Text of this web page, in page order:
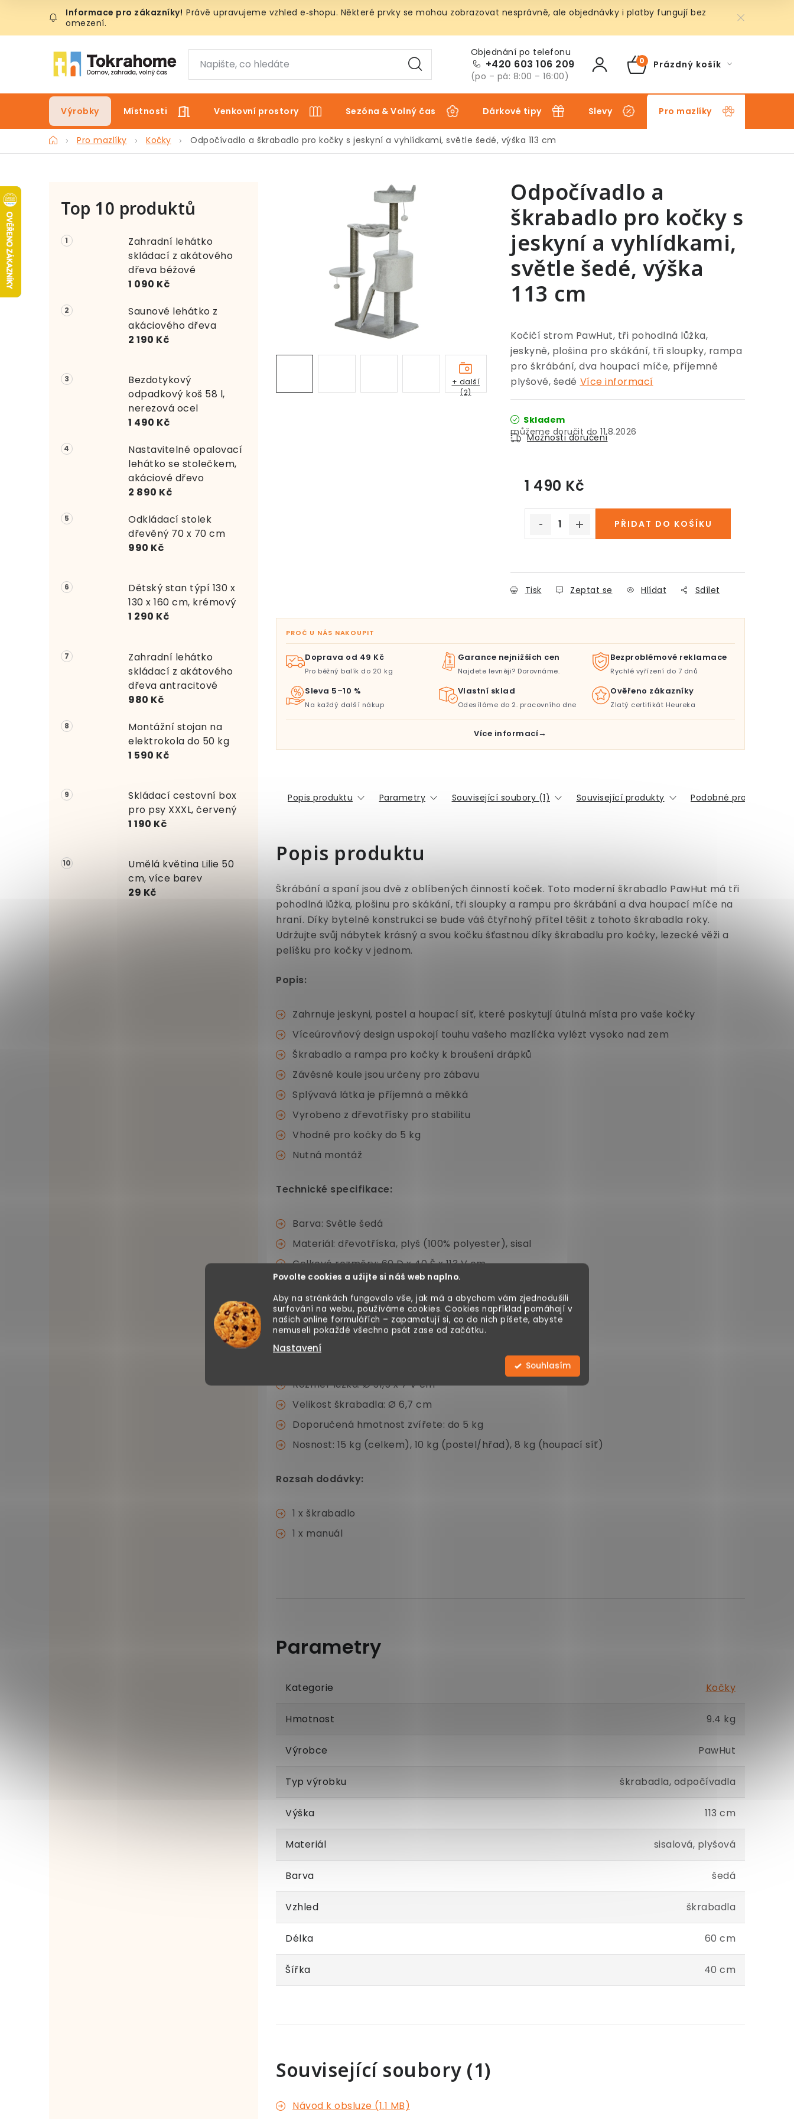
Povolte cookies a užijte si náš web naplno.
Aby na stránkách fungovalo vše, jak má a abychom vám zjednodušili
surfování na webu, používáme cookies. Cookies například pomáhají v
našich online formulářích – zapamatují si, co do nich píšete, abyste
nemuseli pokaždé všechno psát zase od začátku.
Nastavení
Souhlasím
obsah
Právě upravujeme vzhled e‑shopu. Některé prvky se mohou zobrazovat nesprávně, ale objednávky i platby fungují bez
omezení.
+420 603 106 209
(po – pá: 8:00 – 16:00) NÁKUPNÍ
Prázdný košík
Výrobky Místnosti Venkovní prostory Sezóna & Volný čas Dárkové tipy Slevy Pro mazlíky
DomůPro mazlíky Kočky Odpočívadlo a škrabadlo pro kočky s jeskyní a vyhlídkami, světle šedé, výška 113 cm
P
o
s
t
a
n
í
p
n
e
Top 10 produktů
Zahradní lehátko
skládací z akátového
dřeva béžové
1 090 Kč
Saunové lehátko z
akáciového dřeva
2 190 Kč
Bezdotykový
odpadkový koš 58 l,
nerezová ocel
1 490 Kč
Nastavitelné opalovací
lehátko se stolečkem,
akáciové dřevo
2 890 Kč
Odkládací stolek
dřevěný 70 x 70 cm
990 Kč
Dětský stan týpí 130 x
130 x 160 cm, krémový
1 290 Kč
Zahradní lehátko
skládací z akátového
dřeva antracitové
980 Kč
Montážní stojan na
elektrokola do 50 kg
1 590 Kč
Skládací cestovní box
pro psy XXXL, červený
1 190 Kč
Umělá květina Lilie 50
cm, více barev
29 Kč
Odpočívadlo a
škrabadlo pro kočky s
jeskyní a vyhlídkami,
světle šedé, výška
113 cm
Kočičí strom PawHut, tři pohodlná lůžka,
jeskyně, plošina pro skákání, tři sloupky, rampa
pro škrábání, dva houpací míče, příjemně
plyšové, šedé Více informací
Skladem
11.8.2026
Možnosti doručení
1 490 Kč
PŘIDAT DO KOŠÍKU
Tisk Zeptat se Hlídat Sdílet
+ další
(2)
PROČ U NÁS NAKOUPIT
Doprava od 49 Kč
Pro běžný balík do 20 kg
Garance nejnižších cen
Najdete levněji? Dorovnáme.
Bezproblémové reklamace
Rychlé vyřízení do 7 dnů
Sleva 5–10 %
Na každý další nákup
Vlastní sklad
Odesíláme do 2. pracovního dne
Ověřeno zákazníky
Zlatý certifikát Heureka
Více informací
Popis produktu Parametry Související soubory (1) Související produkty Podobné produkty
Popis produktu
Škrábání a spaní jsou dvě z oblíbených činností koček. Toto moderní škrabadlo PawHut má tři
pohodlná lůžka, plošinu pro skákání, tři sloupky a rampu pro škrábání a dva houpací míče na
hraní. Díky bytelné konstrukci se bude váš čtyřnohý přítel těšit z tohoto škrabadla roky.
Udržujte svůj nábytek krásný a svou kočku šťastnou díky škrabadlu pro kočky, lezecké věži a
pelíšku pro kočky v jednom.
Popis:
Zahrnuje jeskyni, postel a houpací síť, které poskytují útulná místa pro vaše kočky
Víceúrovňový design uspokojí touhu vašeho mazlíčka vylézt vysoko nad zem
Škrabadlo a rampa pro kočky k broušení drápků
Závěsné koule jsou určeny pro zábavu
Splývavá látka je příjemná a měkká
Vyrobeno z dřevotřísky pro stabilitu
Vhodné pro kočky do 5 kg
Nutná montáž
Technické specifikace:
Barva: Světle šedá
Materiál: dřevotříska, plyš (100% polyester), sisal
Celkové rozměry: 60 D x 40 Š x 113 V cm
Velikost základny: 60 D x 40 Š cm
Rozměr odpadkového koše: 40 D x 30 Š x 27 V cm
Velikost platformy: Ø30 cm
Velikost rampy: 38 D x 17 Š cm
Rozměr lůžka: Ø 31,5 x 7 V cm
Velikost škrabadla: Ø 6,7 cm
Doporučená hmotnost zvířete: do 5 kg
Nosnost: 15 kg (celkem), 10 kg (postel/hřad), 8 kg (houpací síť)
Rozsah dodávky:
1 x škrabadlo
1 x manuál
Kategorie Kočky
Hmotnost 9.4 kg
Výrobce PawHut
Typ výrobku škrabadla, odpočívadla
Výška 113 cm
Materiál sisalová, plyšová
Barva šedá
Vzhled škrabadla
Délka 60 cm
Šířka 40 cm
Související soubory (1)
Návod k obsluze (1.1 MB)